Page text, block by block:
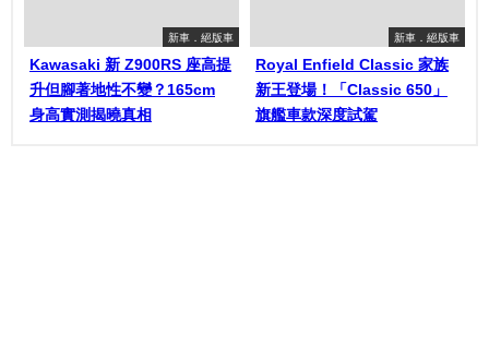
新車．絕版車
Kawasaki 新 Z900RS 座高提
升但腳著地性不變？165cm
身高實測揭曉真相
新車．絕版車
Royal Enfield Classic 家族
新王登場！「Classic 650」
旗艦車款深度試駕